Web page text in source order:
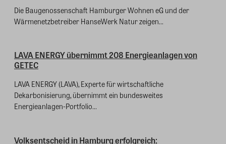
Die Baugenossenschaft Hamburger Wohnen eG und der
Wärmenetzbetreiber HanseWerk Natur zeigen...
LAVA ENERGY übernimmt 208 Energieanlagen von
GETEC
LAVA ENERGY (LAVA), Experte für wirtschaftliche
Dekarbonisierung, übernimmt ein bundesweites
Energieanlagen-Portfolio...
Volksentscheid in Hamburg erfolgreich: